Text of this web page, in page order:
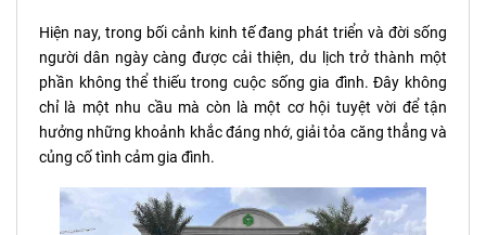
Hiện nay, trong bối cảnh kinh tế đang phát triển và đời sống
người dân ngày càng được cải thiện, du lịch trở thành một
phần không thể thiếu trong cuộc sống gia đình. Đây không
chỉ là một nhu cầu mà còn là một cơ hội tuyệt vời để tận
hưởng những khoảnh khắc đáng nhớ, giải tỏa căng thẳng và
củng cố tình cảm gia đình.